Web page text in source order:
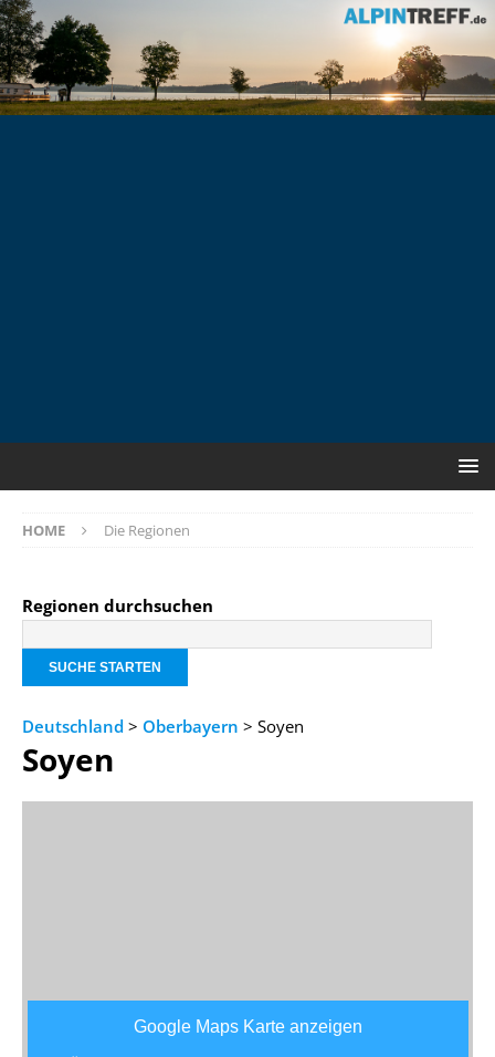
HOME Die Regionen
Regionen durchsuchen
Deutschland > Oberbayern > Soyen
Soyen
Google Maps Karte anzeigen